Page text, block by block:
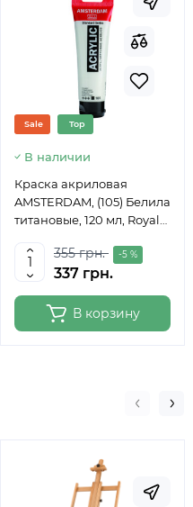
Sale Top
В наличии
Краска акриловая
AMSTERDAM, (105) Белила
титановые, 120 мл, Royal
355 грн. -5 %
337 грн.
В корзину